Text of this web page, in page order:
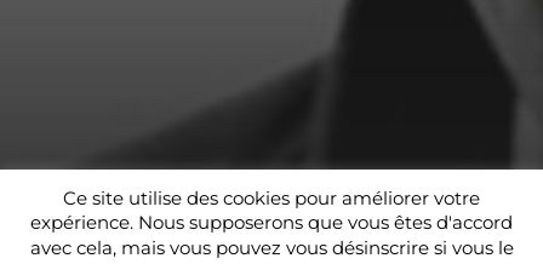
Ce site utilise des cookies pour améliorer votre
expérience. Nous supposerons que vous êtes d'accord
avec cela, mais vous pouvez vous désinscrire si vous le